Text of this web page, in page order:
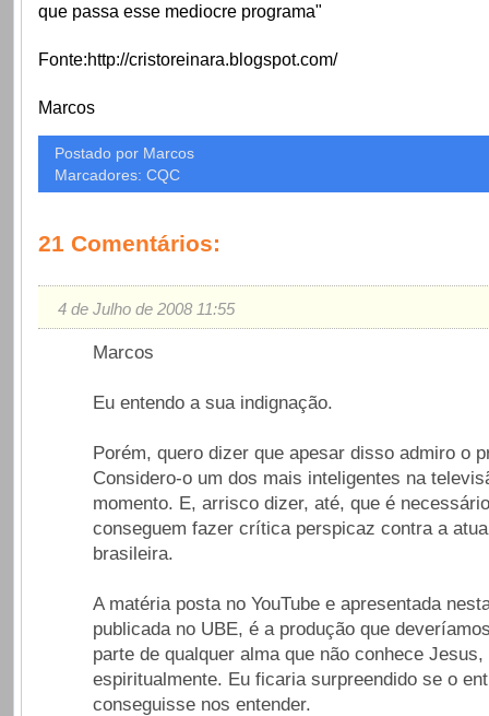
que passa esse mediocre programa"
Fonte:http://cristoreinara.blogspot.com/
Marcos
Postado por Marcos
Marcadores: CQC
21 Comentários:
4 de Julho de 2008 11:55
Marcos
Eu entendo a sua indignação.
Porém, quero dizer que apesar disso admiro o
Considero-o um dos mais inteligentes na
momento. E, arrisco dizer, até, que é
conseguem fazer crítica perspicaz contra a
brasileira.
A matéria posta no YouTube e apresentada
publicada no UBE, é a produção que
parte de qualquer alma que não conhece Jesus,
espiritualmente. Eu ficaria surpreendido se o
conseguisse nos entender.